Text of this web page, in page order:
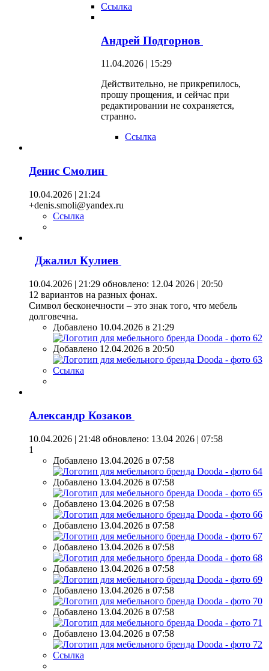
Ссылка
Андрей Подгорнов
11.04.2026 | 15:29
Действительно, не прикрепилось,
прошу прощения, и сейчас при
редактировании не сохраняется,
странно.
Ссылка
Денис Смолин
10.04.2026 | 21:24
+denis.smoli@yandex.ru
Ссылка
Джалил Кулиев
10.04.2026 | 21:29 обновлено: 12.04 2026 | 20:50
12 вариантов на разных фонах.
Символ бесконечности – это знак того, что мебель
долговечна.
Добавлено 10.04.2026 в 21:29
Добавлено 12.04.2026 в 20:50
Ссылка
Александр Козаков
10.04.2026 | 21:48 обновлено: 13.04 2026 | 07:58
1
Добавлено 13.04.2026 в 07:58
Добавлено 13.04.2026 в 07:58
Добавлено 13.04.2026 в 07:58
Добавлено 13.04.2026 в 07:58
Добавлено 13.04.2026 в 07:58
Добавлено 13.04.2026 в 07:58
Добавлено 13.04.2026 в 07:58
Добавлено 13.04.2026 в 07:58
Добавлено 13.04.2026 в 07:58
Ссылка